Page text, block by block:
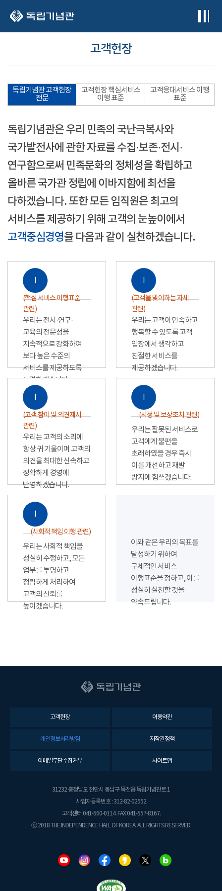
고객헌장
독립기념관 고객헌장
전문
고객헌장 핵심서비스
이행 표준
고객응대서비스 이행
표준
독립기념관은 우리 민족의 국난극복사와
국가발전사에 관한 자료를 수집·보존·전시·
연구함으로써 민족문화의 정체성을 확립하고
올바른 국가관 정립에 이바지함에 최선을
다하겠습니다. 또한 모든 임직원은 최고의
서비스를 제공하기 위해 고객의 눈높이에서
고객중심경영을 다음과 같이 실천하겠습니다.
Ⅰ
(핵심 서비스 이행표준
관련)
우리는 전시·연구·
교육의 전문성을
지속적으로 강화하여
보다 높은 수준의
서비스를 제공하도록
노력하겠습니다.
Ⅰ
(고객을 맞이하는 자세
관련)
우리는 고객이 만족하고
행복할 수 있도록 고객
입장에서 생각하고
친절한 서비스를
제공하겠습니다.
Ⅰ
(고객 참여 및 의견제시
관련)
우리는 고객의 소리에
항상 귀 기울이며 고객의
의견을 최대한 신속하고
정확하게 경영에
반영하겠습니다.
Ⅰ
(시정 및 보상조치 관련)
우리는 잘못된 서비스로
고객에게 불편을
초래하였을 경우 즉시
이를 개선하고 재발
방지에 힘쓰겠습니다.
Ⅰ
(사회적 책임 이행 관련)
우리는 사회적 책임을
성실히 수행하고, 모든
업무를 투명하고
청렴하게 처리하여
고객의 신뢰를
높이겠습니다.
이와 같은 우리의 목표를
달성하기 위하여
구체적인 서비스
이행표준을 정하고, 이를
성실히 실천할 것을
약속드립니다.
고객헌장 이용약관
개인정보처리방침 저작권정책
이메일무단수집거부 사이트맵
31232 충청남도 천안시 동남구 목천읍 독립기념관로 1
사업자등록번호 : 312-82-02552
고객센터 041-560-0114. FAX 041-557-8167.
ⓒ 2018 THE INDEPENDENCE HALL OF KOREA. ALL RIGHTS RESERVED.